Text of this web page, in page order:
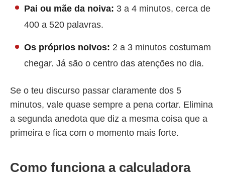
Pai ou mãe da noiva: 3 a 4 minutos, cerca de
400 a 520 palavras.
Os próprios noivos: 2 a 3 minutos costumam
chegar. Já são o centro das atenções no dia.
Se o teu discurso passar claramente dos 5
minutos, vale quase sempre a pena cortar. Elimina
a segunda anedota que diz a mesma coisa que a
primeira e fica com o momento mais forte.
Como funciona a calculadora